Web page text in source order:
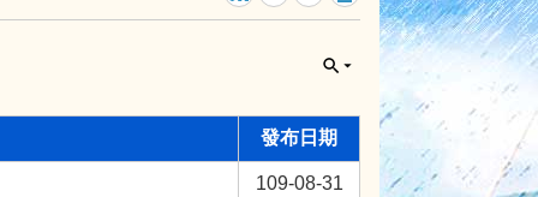
發布日期
109-08-31